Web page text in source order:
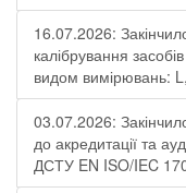
16.07.2026:
калібрування
видом вимірювань:
03.07.2026:
до акредитації та
ДСТУ EN ISO/IEC